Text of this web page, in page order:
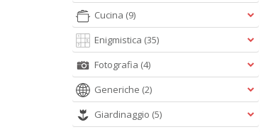
Cucina (9)
Enigmistica (35)
Fotografia (4)
Generiche (2)
Giardinaggio (5)